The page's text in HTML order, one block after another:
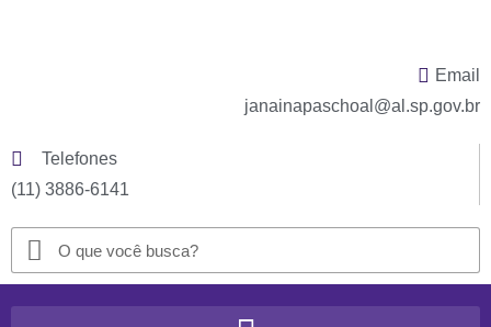
Email
janainapaschoal@al.sp.gov.br
Telefones
(11) 3886-6141